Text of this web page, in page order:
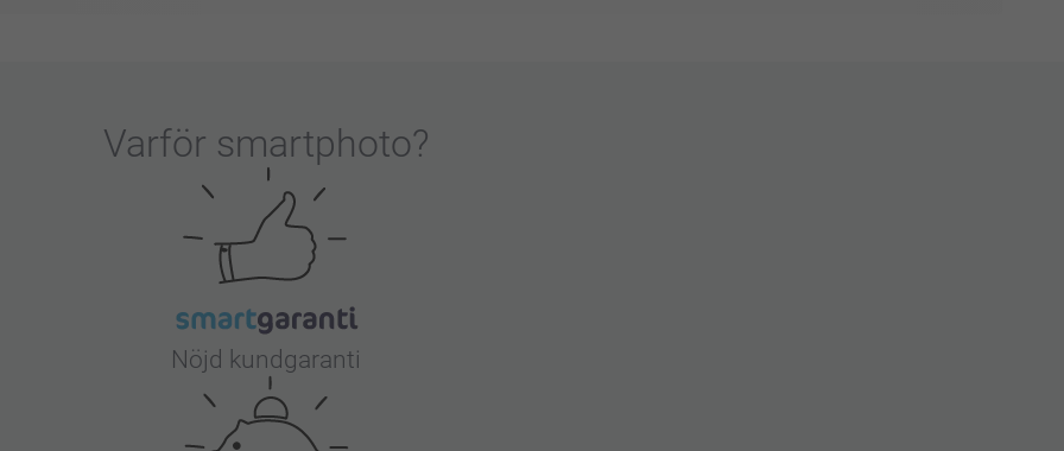
Varför smartphoto?
Nöjd kundgaranti